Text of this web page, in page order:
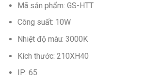
Mã sản phẩm: GS-HTT
Công suất: 10W
Nhiệt độ màu: 3000K
Kích thước: 210XH40
IP: 65